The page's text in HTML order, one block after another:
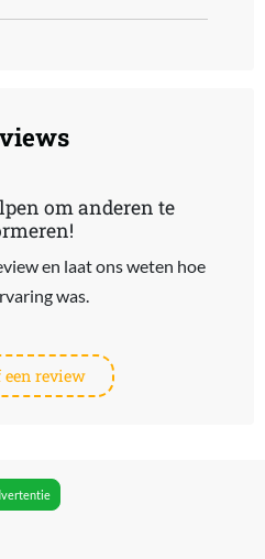
om anderen te
en laat ons weten hoe
was.
review